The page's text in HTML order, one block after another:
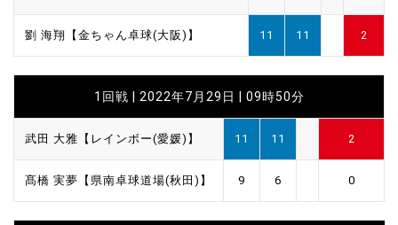
劉 海翔【金ちゃん卓球(大阪)】 11 11 2
1回戦 | 2022年7月29日 | 09時50分
武田 大雅【レインボー(愛媛)】 11 11 2
髙橋 実夢【県南卓球道場(秋田)】 9 6 0